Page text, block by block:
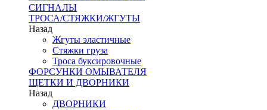
СИГНАЛЫ
ТРОСА/СТЯЖКИ/ЖГУТЫ
Назад
Жгуты эластичные
Стяжки груза
Троса буксировочные
ФОРСУНКИ ОМЫВАТЕЛЯ
ЩЕТКИ И ДВОРНИКИ
Назад
ДВОРНИКИ